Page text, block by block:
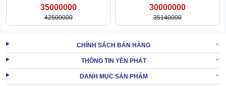
Kiểm soát ẩm siêu chính xác, hút ẩm nhanh
Cảm biến độ ẩm thông minh, duy trì mức ẩm lý tưởng. Công suất
Công suất này phù hợp với không gian lớn, yêu cầu kiểm soát ẩm
nghiêm ngặt.
35000000
42500000
30000000
35140000
CHÍNH SÁCH BÁN HÀNG
THÔNG TIN YÊN PHÁT
DANH MỤC SẢN PHẨM